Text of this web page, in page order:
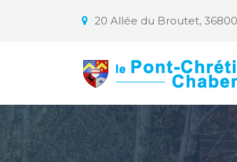
20 Allée du Broutet,